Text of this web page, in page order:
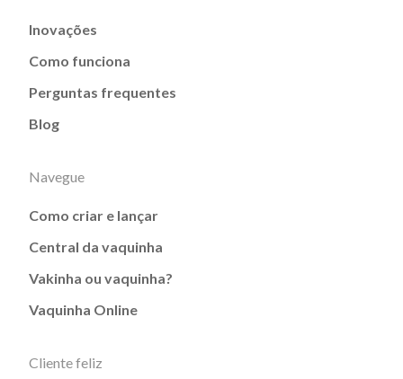
Inovações
Como funciona
Perguntas frequentes
Blog
Navegue
Como criar e lançar
Central da vaquinha
Vakinha ou vaquinha?
Vaquinha Online
Cliente feliz